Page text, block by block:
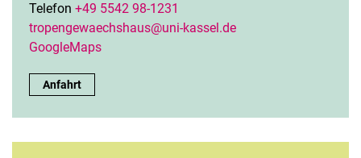
Telefon +49 5542 98-1231
tropengewaechshaus@uni-kassel.de
GoogleMaps
Kontakt:
Anfahrt